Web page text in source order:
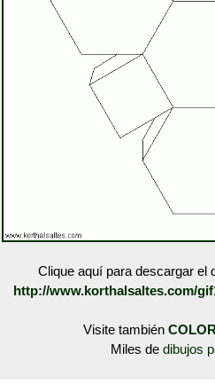
Clique aquí para descargar el
http://www.korthalsaltes.com/
Visite también
Miles de dibujos